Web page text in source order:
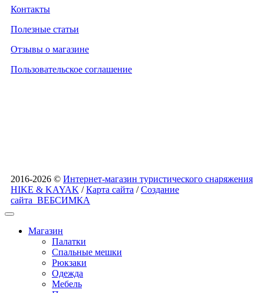
Контакты
Полезные статьи
Отзывы о магазине
Пользовательское соглашение
2016-2026 © Интернет-магазин туристического снаряжения
HIKE & KAYAK /Карта сайта /Создание
сайта ВЕБСИМКА
Магазин
Палатки
Спальные мешки
Рюкзаки
Одежда
Мебель